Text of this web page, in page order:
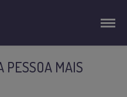
PESSOA MAIS